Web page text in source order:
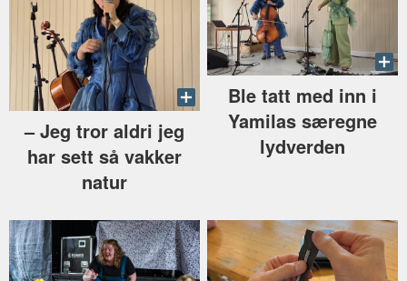
–⁠ Jeg tror aldri jeg
har sett så vakker
natur
Ble tatt med inn i
Yamilas særegne
lydverden